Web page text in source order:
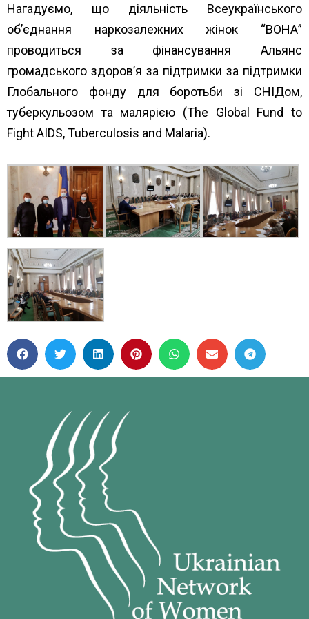
Нагадуємо, що діяльність Всеукраїнського
об’єднання наркозалежних жінок “ВОНА”
проводиться за фінансування Альянс
громадського здоров’я за підтримки за підтримки
Глобального фонду для боротьби зі СНІДом,
туберкульозом та малярією (The Global Fund to
Fight AIDS, Tuberculosis and Malaria).